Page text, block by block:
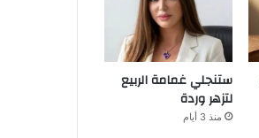
ستنجلي غمامة الربيع
لتزهر وردة
منذ 3 أيام